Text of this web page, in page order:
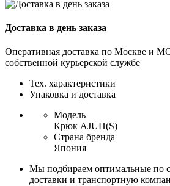
Доставка в день заказа
Оперативная доставка по Москве и
собственной курьерской службе
Тех. характеристики
Упаковка и доставка
Модель
Крюк AJUH(S)
Страна бренда
Япония
Мы подбираем оптимальные по
доставки и транспортную